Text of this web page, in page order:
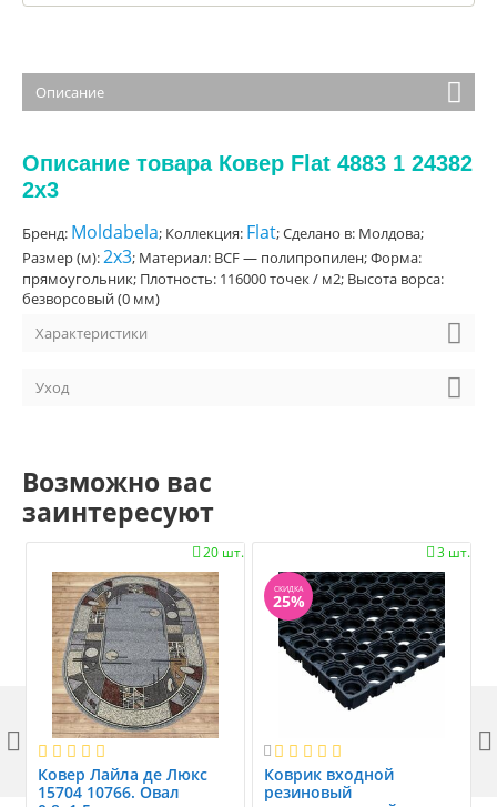
Описание
Описание товара Ковер Flat 4883 1 24382
2x3
Бренд: Moldabela; Коллекция: Flat; Сделано в: Молдова;
Размер (м):2x3; Материал: BCF — полипропилен; Форма:
прямоугольник; Плотность: 116000 точек / м2; Высота ворса:
безворсовый (0 мм)
Характеристики
Уход
Возможно вас
заинтересуют
20 шт.

Ковер Лайла де Люкс
15704 10766. Овал
3 шт.

СКИДКА
25%

Коврик вxодной
резиновый
 